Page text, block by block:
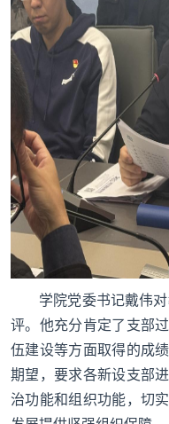
学院党委书记戴伟
评。他充分肯定了支部
伍建设等方面取得的成
期望，要求各新设支部
治功能和组织功能，切